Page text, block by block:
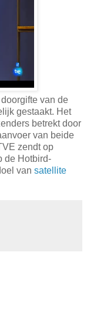
van de
gestaakt. Het
betrekt door
van beide
zendt op
de Hotbird-
van satellite